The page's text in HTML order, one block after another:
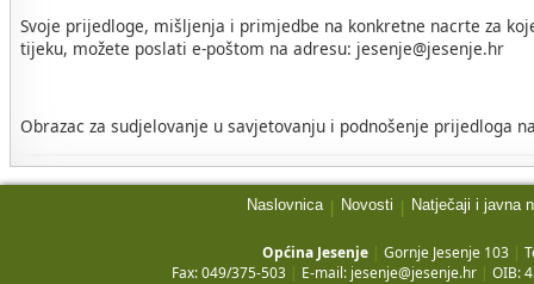
Svoje prijedloge, mišljenja i primjedbe na konkretne nacrte za
tijeku, možete poslati e-poštom na adresu: jesenje@jesenje.hr
Obrazac za sudjelovanje u savjetovanju i podnošenje prijedloga
Naslovnica | Novosti | Natječaji i javna
Općina Jesenje | Gornje Jesenje 103 |
Fax: 049/375-503 | E-mail: jesenje@jesenje.hr | OIB: